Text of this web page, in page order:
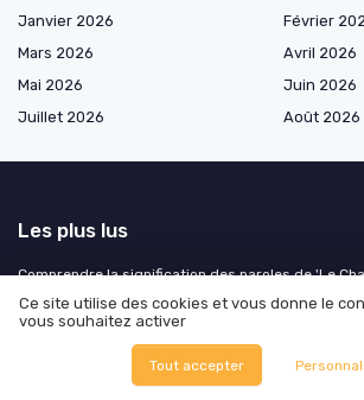
Janvier 2026
Février
Mars 2026
Avril 2026
Mai 2026
Juin 2026
Juillet 2026
Août 2026
Les plus lus
Comprendre la signification des paroles de 'Le
Indochine
Comment ajouter une musique absente sur
Comparaison entre Tidal et Spotify : quel service
Les différences fascinantes entre le violoncelle et
Ce site utilise des cookies et vous donne le
vous souhaitez activer
Tout accepter